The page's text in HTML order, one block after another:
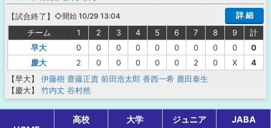
【試合終了 】 ◇開始 10/29 13:04
詳 細
チーム
1 2 3 4 5 6 7 8 9
計
早大
0 0 0 0 0 0 0 0 0
0
慶大
2 0 0 0 0 0 2 0 X
4
【早大】
伊藤樹 齋藤正貴 前田浩太郎 香西一希 鹿田泰生
【慶大】
竹内丈 谷村然
高校 大学 ジュニア JABA